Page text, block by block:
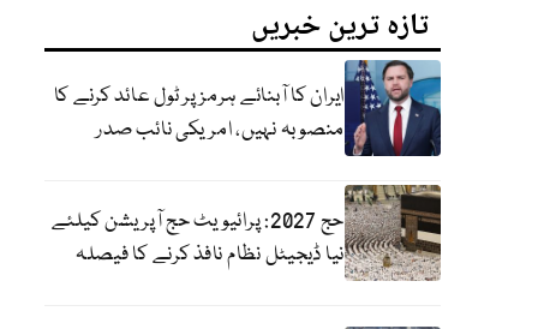
تازہ ترین خبریں
ایران کا آبنائے ہرمز پر ٹول عائد کرنے کا
منصوبہ نہیں، امریکی نائب صدر
حج 2027: پرائیویٹ حج آپریشن کیلئے
نیا ڈیجیٹل نظام نافذ کرنے کا فیصلہ